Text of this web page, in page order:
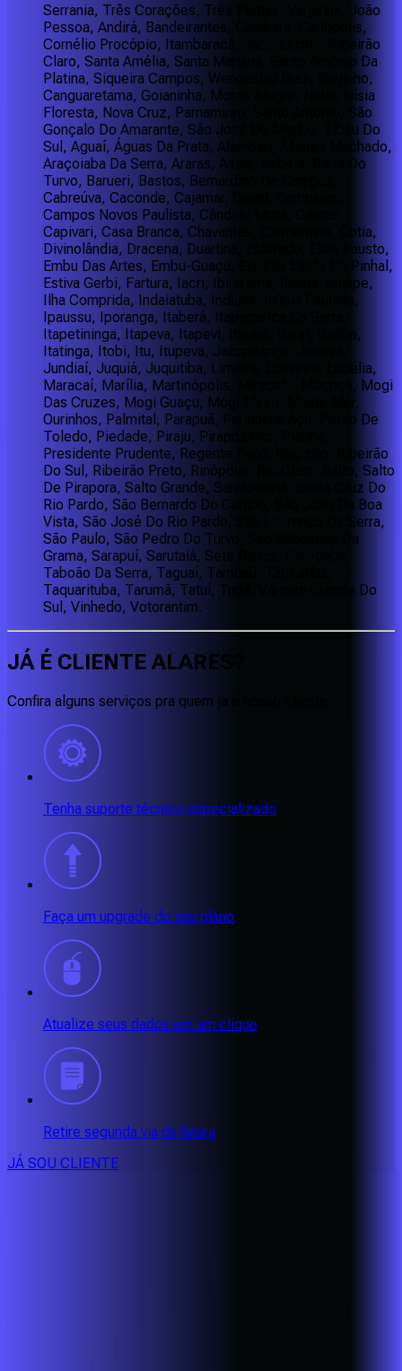
Serrania, Três Corações, Três Pontas, Varginha, João
Pessoa, Andirá, Bandeirantes, Cambará, Carlópolis,
Cornélio Procópio, Itambaracá, Jacarezinho, Ribeirão
Claro, Santa Amélia, Santa Mariana, Santo Antônio Da
Platina, Siqueira Campos, Wenceslau Braz, Brejinho,
Canguaretama, Goianinha, Monte Alegre, Natal, Nísia
Floresta, Nova Cruz, Parnamirim, Santo Antônio, São
Gonçalo Do Amarante, São José De Mipibu, Tibau Do
Sul, Aguaí, Águas Da Prata, Alambari, Álvares Machado,
Araçoiaba Da Serra, Araras, Assis, Atibaia, Barra Do
Turvo, Barueri, Bastos, Bernardino De Campos,
Cabreúva, Caconde, Cajamar, Cajati, Campinas,
Campos Novos Paulista, Cândido Mota, Canitar,
Capivari, Casa Branca, Chavantes, Clementina, Cotia,
Divinolândia, Dracena, Duartina, Eldorado, Elias Fausto,
Embu Das Artes, Embu-Guaçu, Espírito Santo Do Pinhal,
Estiva Gerbi, Fartura, Iacri, Ibirarema, Ibiúna, Iguape,
Ilha Comprida, Indaiatuba, Indiana, Inúbia Paulista,
Ipaussu, Iporanga, Itaberá, Itapecerica Da Serra,
Itapetininga, Itapeva, Itapevi, Itararé, Itariri, Itatiba,
Itatinga, Itobi, Itu, Itupeva, Jacupiranga, Jandira,
Jundiaí, Juquiá, Juquitiba, Limeira, Louveira, Lucélia,
Maracaí, Marília, Martinópolis, Miracatu, Mococa, Mogi
Das Cruzes, Mogi Guaçu, Mogi Mirim, Monte Mor,
Ourinhos, Palmital, Parapuã, Pariquera-Açu, Pedro De
Toledo, Piedade, Piraju, Pirapozinho, Platina,
Presidente Prudente, Regente Feijó, Registro, Ribeirão
Do Sul, Ribeirão Preto, Rinópolis, Rio Claro, Salto, Salto
De Pirapora, Salto Grande, Sandovalina, Santa Cruz Do
Rio Pardo, São Bernardo Do Campo, São João Da Boa
Vista, São José Do Rio Pardo, São Lourenço Da Serra,
São Paulo, São Pedro Do Turvo, São Sebastião Da
Grama, Sarapuí, Sarutaiá, Sete Barras, Sorocaba,
Taboão Da Serra, Taguaí, Tambaú, Tapiratiba,
Taquarituba, Tarumã, Tatuí, Tupã, Vargem Grande Do
Sul, Vinhedo, Votorantim.
JÁ É CLIENTE ALARES
Confira alguns serviços pra quem ja é nosso cliente:
Tenha suporte técnico especializado
Faça um upgrade do seu plano
Atualize seus dados em um clique
Retire segunda via da fatura
JÁ SOU CLIENTE